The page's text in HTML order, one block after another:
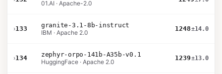
01.AI · Apache-2.0
›133
granite-3.1-8b-instruct
IBM · Apache 2.0
1248±14.0
›134
zephyr-orpo-141b-A35b-v0.1
HuggingFace · Apache 2.0
1239±13.0